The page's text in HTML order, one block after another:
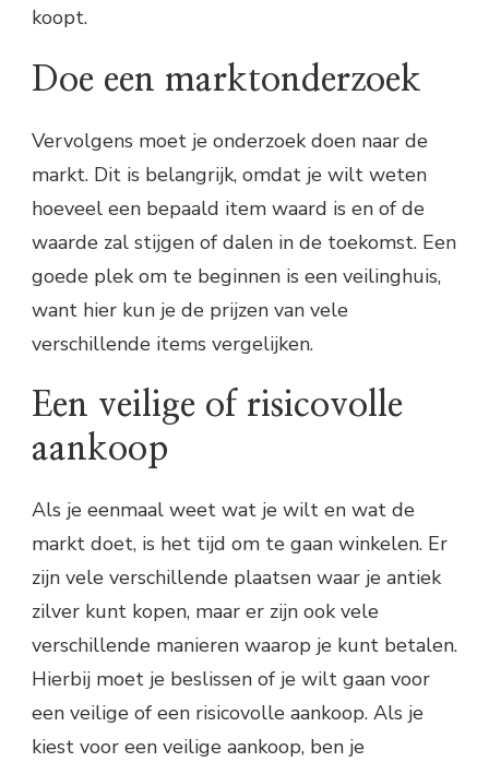
koopt.
Doe een marktonderzoek
Vervolgens moet je onderzoek doen naar de
markt. Dit is belangrijk, omdat je wilt weten
hoeveel een bepaald item waard is en of de
waarde zal stijgen of dalen in de toekomst. Een
goede plek om te beginnen is een veilinghuis,
want hier kun je de prijzen van vele
verschillende items vergelijken.
Een veilige of risicovolle
aankoop
Als je eenmaal weet wat je wilt en wat de
markt doet, is het tijd om te gaan winkelen. Er
zijn vele verschillende plaatsen waar je antiek
zilver kunt kopen, maar er zijn ook vele
verschillende manieren waarop je kunt betalen.
Hierbij moet je beslissen of je wilt gaan voor
een veilige of een risicovolle aankoop. Als je
kiest voor een veilige aankoop, ben je